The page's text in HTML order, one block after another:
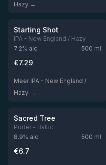
Hazy →
Niet op voorraad
★3.9
Starting Shot
IPA - New England / Hazy
7.2% alc. 500 ml
€7.29
Meer IPA - New England /
Hazy →
Niet op voorraad
★3.89
Sacred Tree
Porter - Baltic
8.9% alc. 500 ml
€6.7